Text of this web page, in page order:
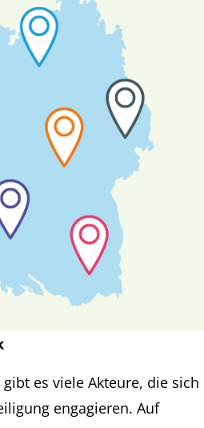
es viele Akteure, die sich
engagieren. Auf